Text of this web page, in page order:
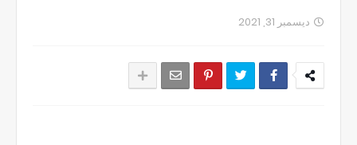
ديسمبر 31, 2021